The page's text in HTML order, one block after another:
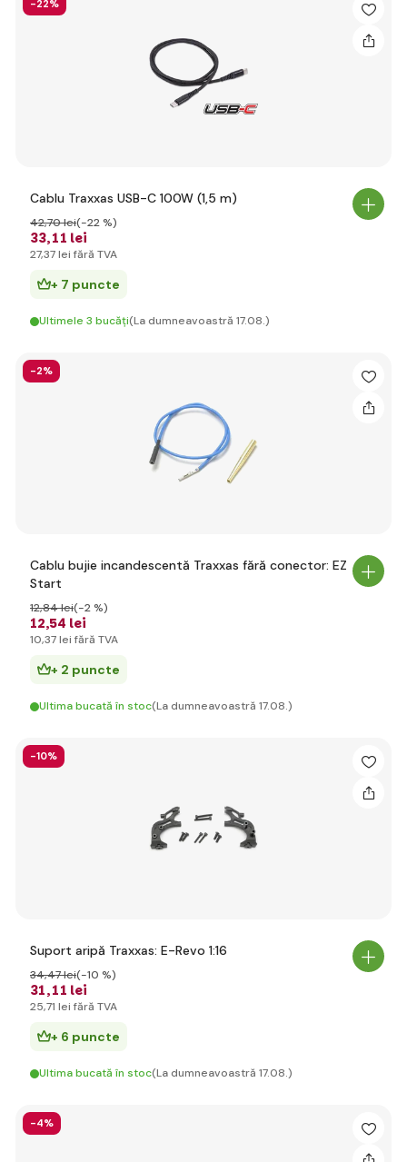
-22%
Cablu Traxxas USB-C 100W (1,5 m)
33,11 lei
42,70 lei(-22 %)
27,37 lei fără TVA
+ 7 puncte
Ultimele 3 bucăți(La dumneavoastră 17.08.)
-2%
Cablu bujie incandescentă Traxxas fără conector: EZ
Start
12,54 lei
12,84 lei(-2 %)
10,37 lei fără TVA
+ 2 puncte
Ultima bucată în stoc(La dumneavoastră 17.08.)
-10%
Suport aripă Traxxas: E-Revo 1:16
31,11 lei
34,47 lei(-10 %)
25,71 lei fără TVA
+ 6 puncte
Ultima bucată în stoc(La dumneavoastră 17.08.)
-4%